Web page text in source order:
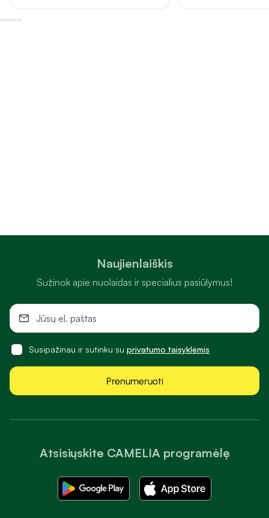
Atsisiųskite CAMELIA programėlę
Naujienlaiškis
Sužinok apie nuolaidas ir specialius pasiūlymus!
Susipažinau ir sutinku su privatumo taisyklėmis
Prenumeruoti